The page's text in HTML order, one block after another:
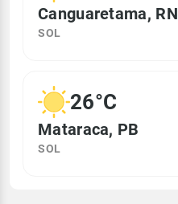
Canguaretama, RN
SOL
26°C
Mataraca, PB
SOL